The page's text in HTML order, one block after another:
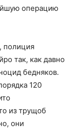
операцию
полиция
так, как давно
бедняков.
120
из трущоб
они